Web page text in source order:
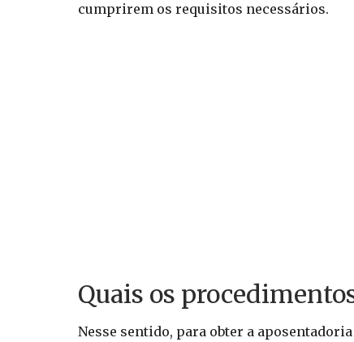
cumprirem os requisitos necessários.
Quais os
Nesse sentido, para obter a